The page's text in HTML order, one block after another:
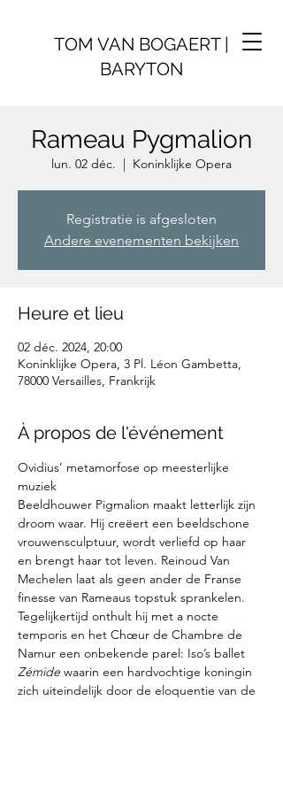
TOM VAN BOGAERT |
BARYTON
Rameau Pygmalion
lun. 02 déc.
  |
Koninklijke Opera
Registratie is afgesloten
Andere evenementen bekijken
Heure et lieu
02 déc. 2024, 20:00
Koninklijke Opera, 3 Pl. Léon Gambetta,
78000 Versailles, Frankrijk
À propos de l'événement
Ovidius’ metamorfose op meesterlijke
muziek
Beeldhouwer Pigmalion maakt letterlijk zijn
droom waar. Hij creëert een beeldschone
vrouwensculptuur, wordt verliefd op haar
en brengt haar tot leven. Reinoud Van
Mechelen laat als geen ander de Franse
finesse van Rameaus topstuk sprankelen.
Tegelijkertijd onthult hij met a nocte
temporis en het Chœur de Chambre de
Namur een onbekende parel: Iso’s ballet
Zémide waarin een hardvochtige koningin
zich uiteindelijk door de eloquentie van de